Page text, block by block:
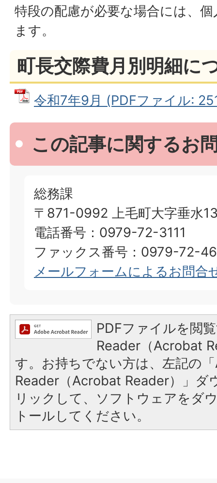
特段の配慮が必要な場合には、
ます。
町長交際費月別明細に
令和7年9月 (PDFファイル:
この記事に関するお
総務課
〒871-0992 上毛町大字垂水
電話番号：0979-72-3111
ファックス番号：0979-72-
メールフォームによるお問合
PDFファイルを閲
Reader（Acrobat
す。お持ちでない方は、左記の
Reader（Acrobat Reader）」ダ
リックして、ソフトウェアをダ
トールしてください。